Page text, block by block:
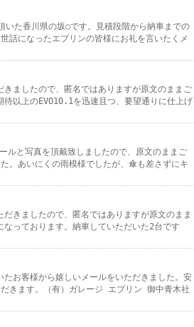
た香川県の坂○です。見積段階から納車までの
話になったエブリンの皆様にお礼を言いたくメ
ましたので、匿名ではありますが原文のままご
以上のEVO10.1を迅速且つ、要望通りに仕上げ
ルと写真を頂戴致しましたので、原文のままご
あいにくの雨模様でしたが、傘も差さずにキ
きましたので、匿名ではありますが原文のまま
っております。納車していただいた2台です
お客様から嬉しいメールをいただきました。安
きます。（有）ガレージ エブリン 御中青木社